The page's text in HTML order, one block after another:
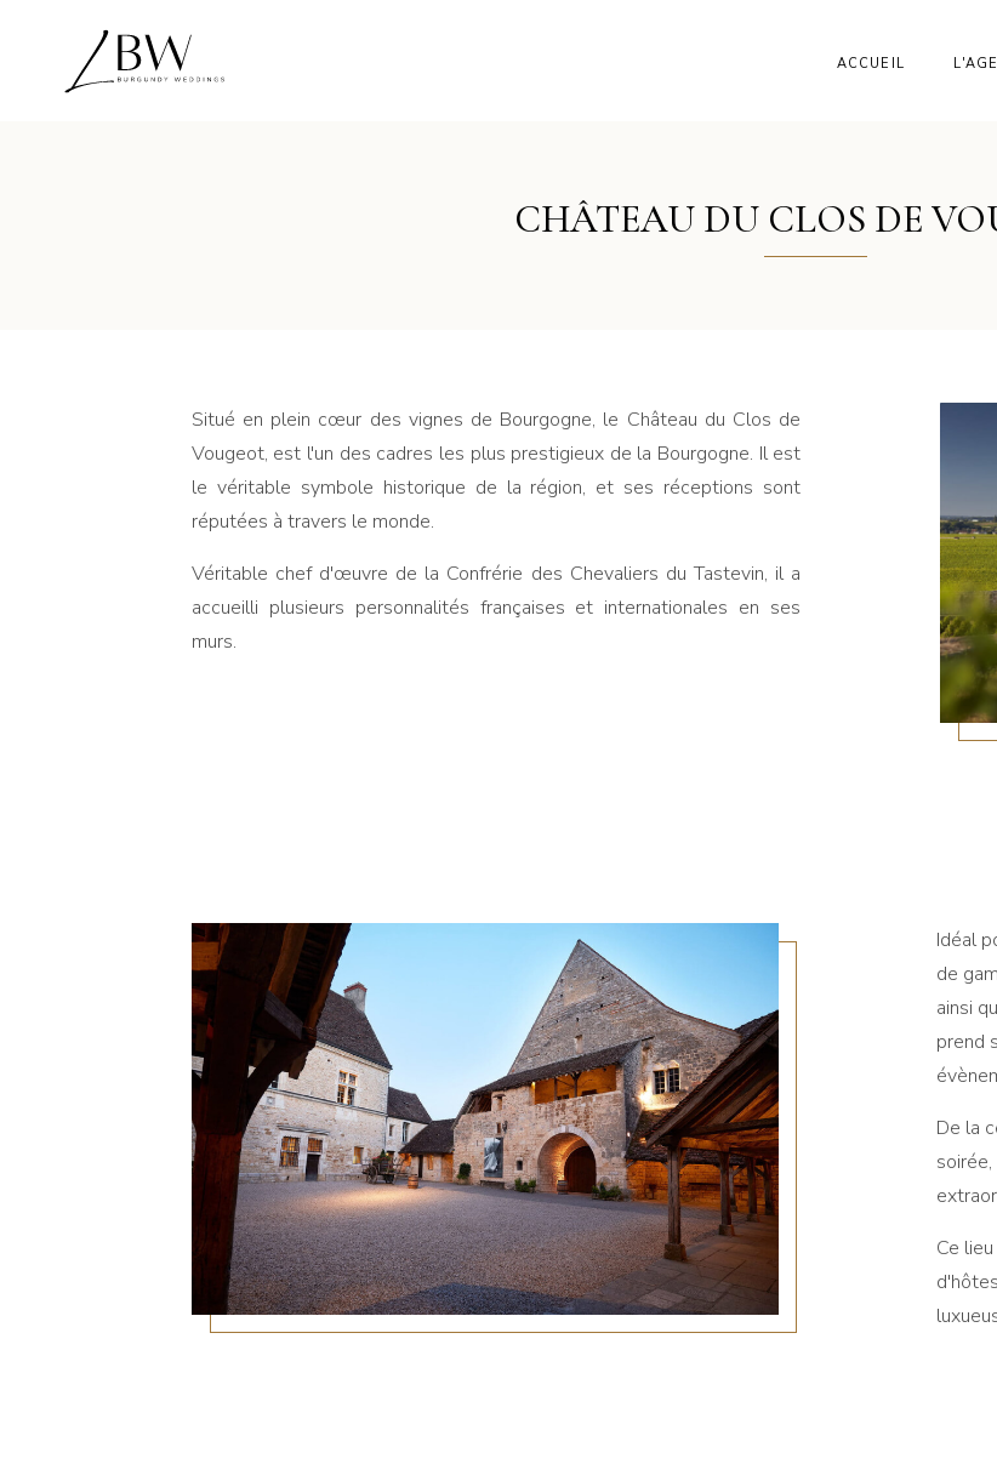
ACCUEIL
CHÂTEAU DU CLOS DE
Situé en plein cœur des vignes de Bourgogne, le Château du Clos de
Vougeot, est l'un des cadres les plus prestigieux de la Bourgogne. Il est
le véritable symbole historique de la région, et ses réceptions sont
réputées à travers le monde.
Véritable chef d'œuvre de la Confrérie des Chevaliers du Tastevin, il a
accueilli plusieurs personnalités françaises et internationales en ses
murs.
Idéal
de
ainsi
prend
De la
Ce